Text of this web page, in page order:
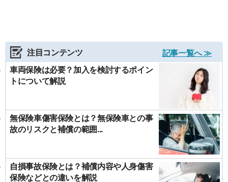
注目コンテンツ
記事一覧へ ≫
車両保険は必要？加入を検討するポイン
トについて解説
無保険車傷害保険とは？無保険車との事
故のリスクと補償の範囲...
自損事故保険とは？補償内容や人身傷害
保険などとの違いを解説